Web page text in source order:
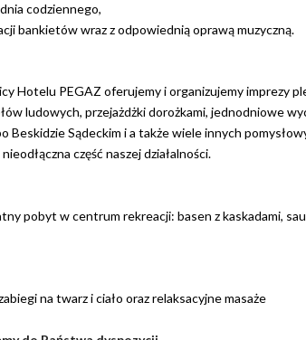
codziennego,
bankietów wraz z odpowiednią oprawą muzyczną.
Hotelu PEGAZ oferujemy i organizujemy imprezy
ludowych, przejażdżki dorożkami, jednodniowe
Beskidzie Sądeckim i a także wiele innych
część naszej działalności.
pobyt w centrum rekreacji: basen z kaskadami,
na twarz i ciało oraz relaksacyjne masaże